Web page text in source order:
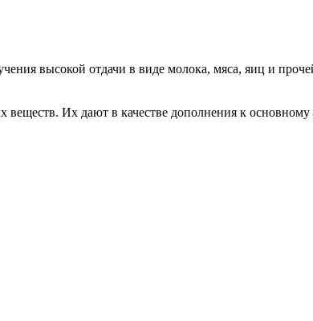
высокой отдачи в виде молока, мяса, яиц и
Их дают в качестве дополнения к основному